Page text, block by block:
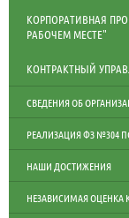
КОРПОРАТИВНАЯ
РАБОЧЕМ МЕСТЕ"
КОНТРАКТНЫЙ
СВЕДЕНИЯ ОБ
РЕАЛИЗАЦИЯ ФЗ №304
НАШИ ДОСТИЖЕНИЯ
НЕЗАВИСИМАЯ ОЦЕНКА